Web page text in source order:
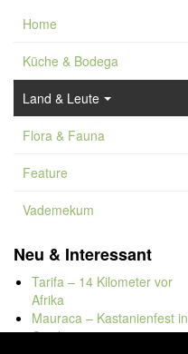
Home
Küche & Bodega
Land & Leute
Flora & Fauna
Feature
Vademekum
Neu & Interessant
Tarifa – 14 Kilometer vor
Afrika
Mauraca – Kastanienfest in
Capileira